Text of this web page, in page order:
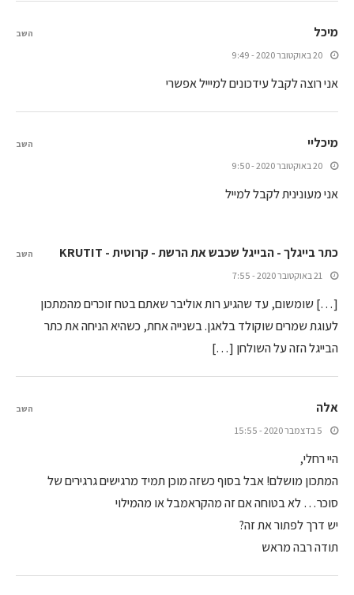
מיכל
20 באוקטובר 2020 - 9:49
אני רוצה לקבל עידכונים למיייל אפשרי
השב
מיכליי
20 באוקטובר 2020 - 9:50
אני מעונינית לקבל למייל
השב
כתר בייגלך - הבייגל שכבש את הרשת - קרוטית - KRUTIT
21 באוקטובר 2020 - 7:55
[…] שומשום, עד שהגיע רות אוליבר שאתם בטח זוכרים מהמתכון
לעוגת שמרים שוקולד בלאגן. בשנייה אחת, כשהיא הניחה את כתר
הבייגל הזה על השולחן […]
השב
אלה
5 בדצמבר 2020 - 15:55
היי רחלי,
המתכון מושלם! אבל בסוף כשזה מוכן תמיד מרגישים גרגירים של
סוכר… לא בטוחה אם זה מהקראמבל או מהמילוי
יש דרך לפתור את זה?
תודה רבה מראש
השב